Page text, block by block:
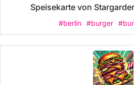
Speisekarte von
#berlin #burger